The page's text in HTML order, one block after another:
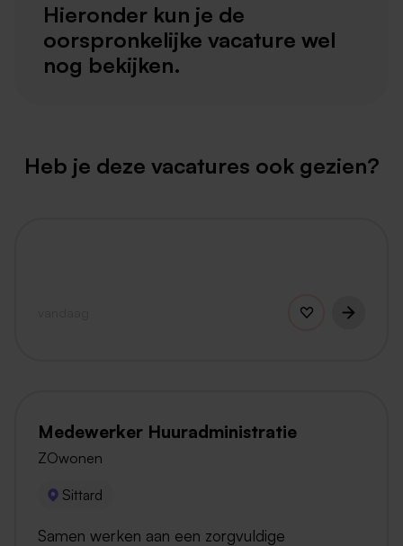
Hieronder kun je de
oorspronkelijke vacature wel
nog bekijken.
Heb je deze vacatures ook gezien?
Medewerker Huuradministratie
ZOwonen
Sittard
Samen werken aan een zorgvuldige